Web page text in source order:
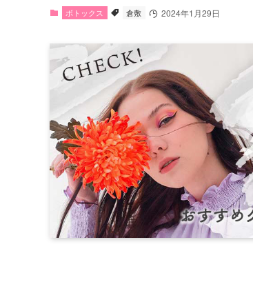
ボトックス 倉敷 2024年1月29日